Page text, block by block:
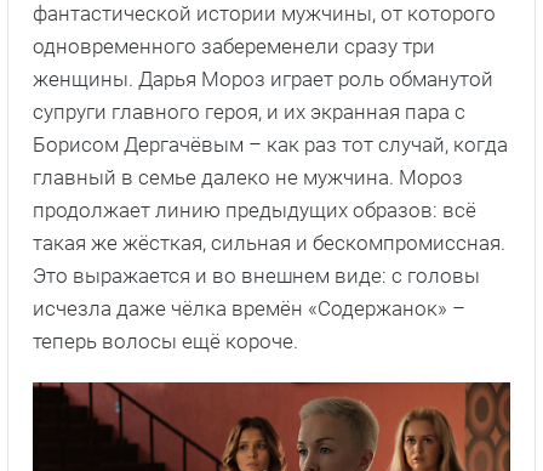
фантастической истории мужчины, от которого
одновременного забеременели сразу три
женщины. Дарья Мороз играет роль обманутой
супруги главного героя, и их экранная пара с
Борисом Дергачёвым – как раз тот случай, когда
главный в семье далеко не мужчина. Мороз
продолжает линию предыдущих образов: всё
такая же жёсткая, сильная и бескомпромиссная.
Это выражается и во внешнем виде: с головы
исчезла даже чёлка времён «Содержанок» –
теперь волосы ещё короче.